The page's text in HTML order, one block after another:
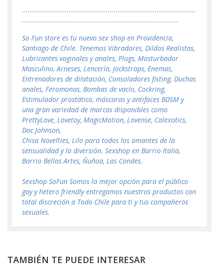
.........................................................................................
................................................................................
So Fun store es tu nuevo sex shop en Providencia,
Santiago de Chile. Tenemos Vibradores, Dildos Realistas,
Lubricantes vaginales y anales, Plugs, Masturbador
Masculino, Arneses, Lencería, Jockstraps, Enemas,
Entrenadores de dilatación, Consoladores fisting, Duchas
anales, Feromonas, Bombas de vacío, Cockring,
Estimulador prostático, máscaras y antifaces BDSM y
una gran variedad de marcas disponibles como
PrettyLove, Lovetoy, MagicMotion, Lovense, Calexotics,
Doc Johnson,
Chisa Novelties, Lilo para todos los amantes de la
sensualidad y la diversión. Sexshop en Barrio Italia,
Barrio Bellas Artes, Ñuñoa, Las Condes.
Sexshop SoFun Somos la mejor opción para el público
gay y hetero friendly entregamos nuestros productos con
total discreción a Todo Chile para ti y tus compañeros
sexuales.
TAMBIÉN TE PUEDE INTERESAR